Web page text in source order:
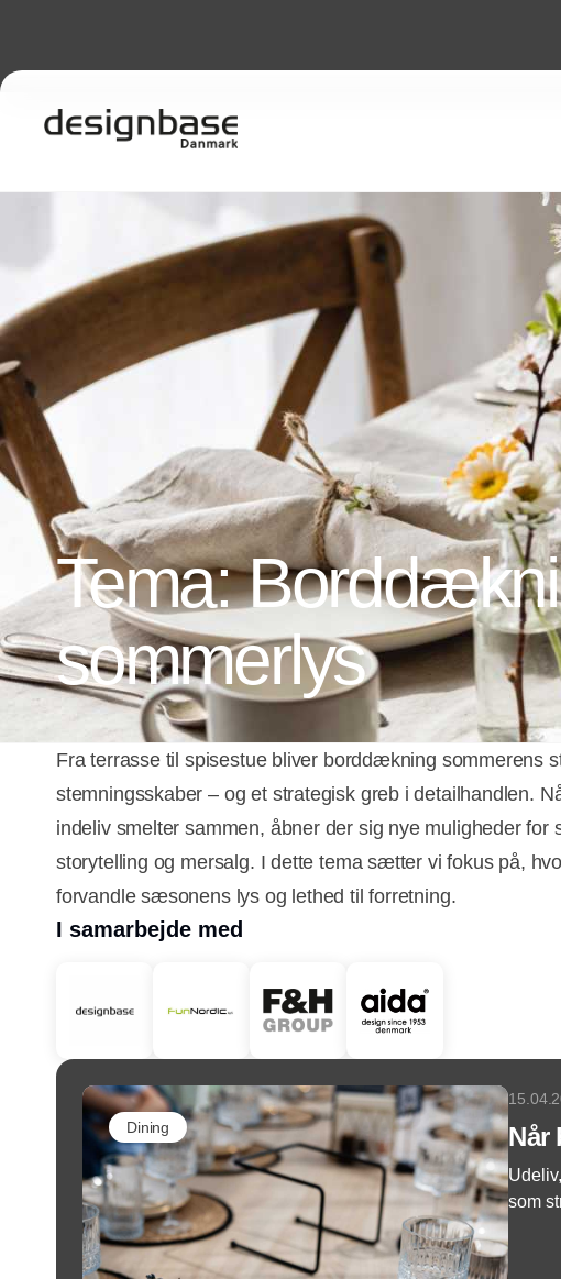
Tema:
sommerlys
Fra terrasse til spisestue bliver borddækning sommerens
stemningsskaber – og et strategisk greb i detailhandlen.
indeliv smelter sammen, åbner der sig nye muligheder for
storytelling og mersalg. I dette tema sætter vi fokus på,
forvandle sæsonens lys og lethed til forretning.
I samarbejde med
Dining Når
som